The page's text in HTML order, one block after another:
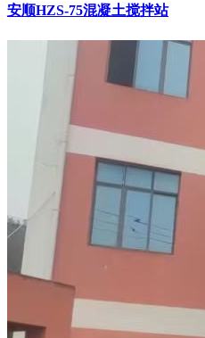
安顺HZS-75混凝土搅拌站